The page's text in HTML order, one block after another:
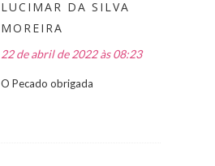
LUCIMAR DA SILVA
MOREIRA
22 de abril de 2022 às 08:23
O Pecado obrigada